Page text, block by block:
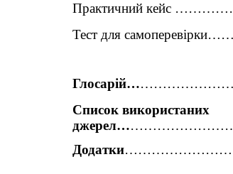
Практичний кейс
Тест для
Глосарій…
Список використаних
джерел…
Додатки